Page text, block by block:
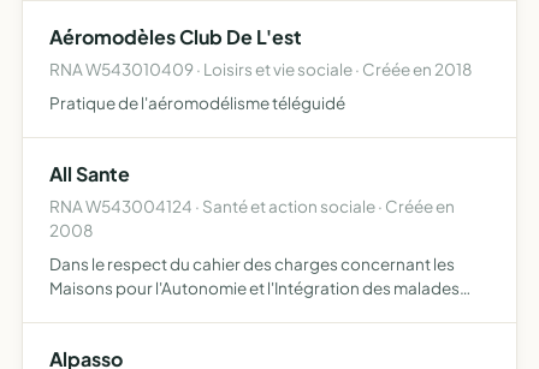
techni…
Aéromodèles Club De L'est
RNA W543010409 · Loisirs et vie sociale · Créée en 2018
Pratique de l'aéromodélisme téléguidé
All Sante
RNA W543004124 · Santé et action sociale · Créée en
2008
Dans le respect du cahier des charges concernant les
Maisons pour l'Autonomie et l'Intégration des malades
Alpasso